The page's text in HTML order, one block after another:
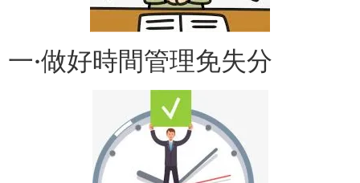
一·做好時間管理免失分